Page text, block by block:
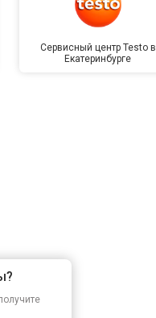
Сервисный центр Testo в
Екатеринбурге